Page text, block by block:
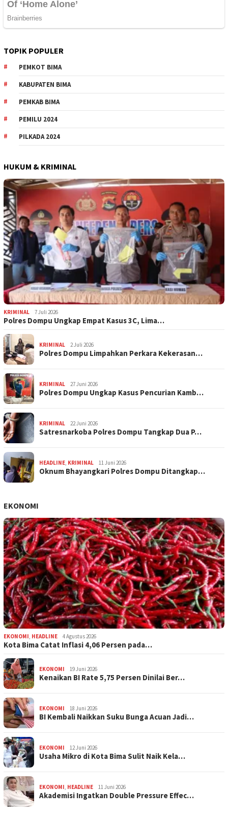
TOPIK POPULER
PEMKOT BIMA
KABUPATEN BIMA
PEMKAB BIMA
PEMILU 2024
PILKADA 2024
HUKUM & KRIMINAL
KRIMINAL 7 Juli 2026
Polres Dompu Ungkap Empat Kasus 3C, Lima…
KRIMINAL 2 Juli 2026
Polres Dompu Limpahkan Perkara Kekerasan…
KRIMINAL 27 Juni 2026
Polres Dompu Ungkap Kasus Pencurian Kamb…
KRIMINAL 22 Juni 2026
Satresnarkoba Polres Dompu Tangkap Dua P…
HEADLINE, KRIMINAL 11 Juni 2026
Oknum Bhayangkari Polres Dompu Ditangkap…
EKONOMI
EKONOMI, HEADLINE 4 Agustus 2026
Kota Bima Catat Inflasi 4,06 Persen pada…
EKONOMI 19 Juni 2026
Kenaikan BI Rate 5,75 Persen Dinilai Ber…
EKONOMI 18 Juni 2026
BI Kembali Naikkan Suku Bunga Acuan Jadi…
EKONOMI 12 Juni 2026
Usaha Mikro di Kota Bima Sulit Naik Kela…
EKONOMI, HEADLINE 11 Juni 2026
Akademisi Ingatkan Double Pressure Effec…